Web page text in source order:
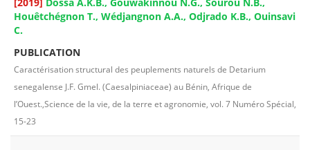
Houêtchégnon T., Wédjangnon A.A., Odjrado K.B., Ouinsavi
C.
PUBLICATION
Caractérisation structural des peuplements naturels de Detarium
senegalense J.F. Gmel. (Caesalpiniaceae) au Bénin, Afrique de
l’Ouest.,Science de la vie, de la terre et agronomie, vol. 7 Numéro Spécial,
15-23